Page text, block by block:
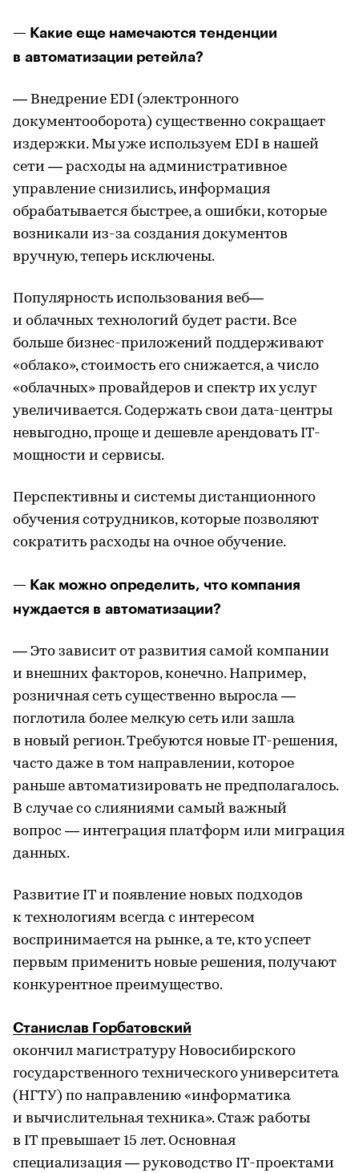
— Какие еще намечаются тенденции
в автоматизации ретейла?
— Внедрение EDI (электронного
документооборота) существенно сокращает
издержки. Мы уже используем EDI в нашей
сети — расходы на административное
управление снизились, информация
обрабатывается быстрее, а ошибки, которые
возникали из-за создания документов
вручную, теперь исключены.
Популярность использования веб—
и облачных технологий будет расти. Все
больше бизнес-приложений поддерживают
«облако», стоимость его снижается, а число
«облачных» провайдеров и спектр их услуг
увеличивается. Содержать свои дата-центры
невыгодно, проще и дешевле арендовать IT-
мощности и сервисы.
Перспективны и системы дистанционного
обучения сотрудников, которые позволяют
сократить расходы на очное обучение.
— Как можно определить, что компания
нуждается в автоматизации?
— Это зависит от развития самой компании
и внешних факторов, конечно. Например,
розничная сеть существенно выросла —
поглотила более мелкую сеть или зашла
в новый регион. Требуются новые IT-решения,
часто даже в том направлении, которое
раньше автоматизировать не предполагалось.
В случае со слияниями самый важный
вопрос — интеграция платформ или миграция
данных.
Развитие IT и появление новых подходов
к технологиям всегда с интересом
воспринимается на рынке, а те, кто успеет
первым применить новые решения, получают
конкурентное преимущество.
Станислав Горбатовский
окончил магистратуру Новосибирского
государственного технического университета
(НГТУ) по направлению «информатика
и вычислительная техника». Стаж работы
в IT превышает 15 лет. Основная
специализация — руководство IT-проектами